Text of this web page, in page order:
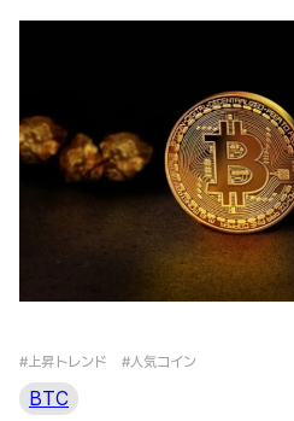
#上昇トレンド #人気コイン
BTC